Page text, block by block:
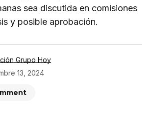
sea discutida en comisiones
y posible aprobación.
Grupo Hoy
13, 2024